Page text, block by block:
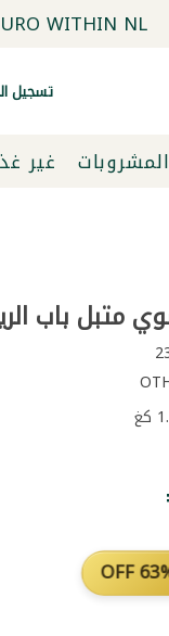
WITHIN NL
تسجيل
المشروبات غير
باب الريان
63%